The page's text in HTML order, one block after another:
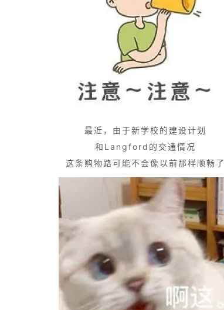
最近，由于新学校的建设计划
和Langford的交通情况
这条购物路可能不会像以前那样顺畅了